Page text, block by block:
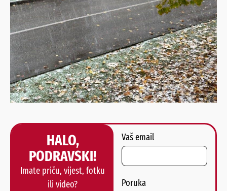
HALO,
PODRAVSKI!
Imate priču, vijest, fotku
ili video?
Vaš email
Poruka